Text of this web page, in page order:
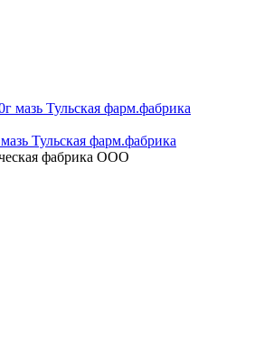
Тульская фарм.фабрика
фабрика ООО